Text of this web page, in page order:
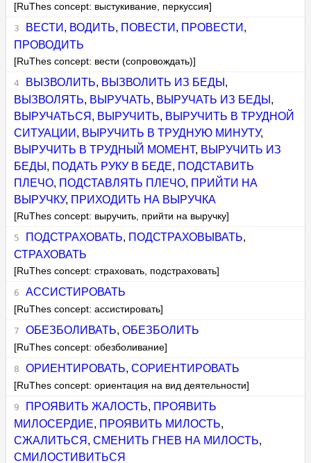
[RuThes concept: выстукивание, перкуссия]
ВЕСТИ , ВОДИТЬ, ПОВЕСТИ , ПРОВЕСТИ ,
ПРОВОДИТЬ
[RuThes concept: вести (сопровождать)]
ВЫЗВОЛИТЬ, ВЫЗВОЛИТЬ ИЗ БЕДЫ ,
ВЫЗВОЛЯТЬ, ВЫРУЧАТЬ, ВЫРУЧАТЬ ИЗ БЕДЫ ,
ВЫРУЧАТЬСЯ , ВЫРУЧИТЬ, ВЫРУЧИТЬ В ТРУДНОЙ
СИТУАЦИИ , ВЫРУЧИТЬ В ТРУДНУЮ МИНУТУ,
ВЫРУЧИТЬ В ТРУДНЫЙ МОМЕНТ, ВЫРУЧИТЬ ИЗ
БЕДЫ , ПОДАТЬ РУКУ В БЕДЕ, ПОДСТАВИТЬ
ПЛЕЧО, ПОДСТАВЛЯТЬ ПЛЕЧО, ПРИЙТИ НА
ВЫРУЧКУ, ПРИХОДИТЬ НА ВЫРУЧКА
[RuThes concept: выручить, прийти на выручку]
ПОДСТРАХОВАТЬ, ПОДСТРАХОВЫВАТЬ,
СТРАХОВАТЬ
[RuThes concept: страховать, подстраховать]
АССИСТИРОВАТЬ
[RuThes concept: ассистировать]
ОБЕЗБОЛИВАТЬ, ОБЕЗБОЛИТЬ
[RuThes concept: обезболивание]
ОРИЕНТИРОВАТЬ, СОРИЕНТИРОВАТЬ
[RuThes concept: ориентация на вид деятельности]
ПРОЯВИТЬ ЖАЛОСТЬ, ПРОЯВИТЬ
МИЛОСЕРДИЕ, ПРОЯВИТЬ МИЛОСТЬ,
СЖАЛИТЬСЯ ,СМЕНИТЬ ГНЕВ НА МИЛОСТЬ,
СМИЛОСТИВИТЬСЯ